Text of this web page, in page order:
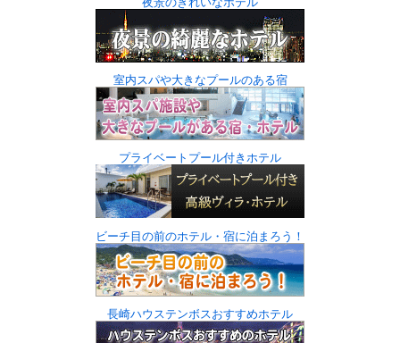
室内スパや大きなプールのある宿
プライベートプール付きホテル
ビーチ目の前のホテル・宿に泊まろう！
長崎ハウステンボスおすすめホテル